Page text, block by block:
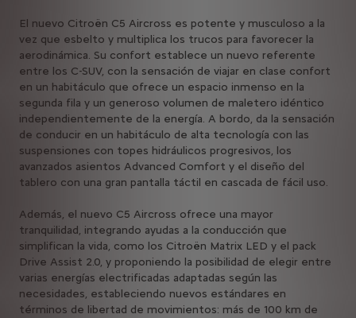
El nuevo Citroën C5 Aircross es potente y musculoso a la
vez que esbelto y multiplica los trucos para favorecer la
aerodinámica. Su confort establece un nuevo referente
entre los C-SUV, con la sensación de viajar en clase confort
en un habitáculo que ofrece un espacio inmenso en la
segunda fila y un generoso volumen de maletero idéntico
independientemente de la energía. A bordo, da la sensación
de conducir en un habitáculo de alta tecnología con las
suspensiones con topes hidráulicos progresivos, los
avanzados asientos Advanced Comfort y el diseño del
tablero con una gran pantalla táctil en cascada de fácil uso.
Además, el nuevo C5 Aircross ofrece una mayor
tranquilidad, integrando ayudas a la conducción que
simplifican la vida, como los Citroën Matrix LED y el pack
Drive Assist 2.0, y proponiendo la posibilidad de elegir entre
varias energías electrificadas adaptadas según las
necesidades, estableciendo nuevos estándares en
términos de libertad de movimientos: más de 100 km de